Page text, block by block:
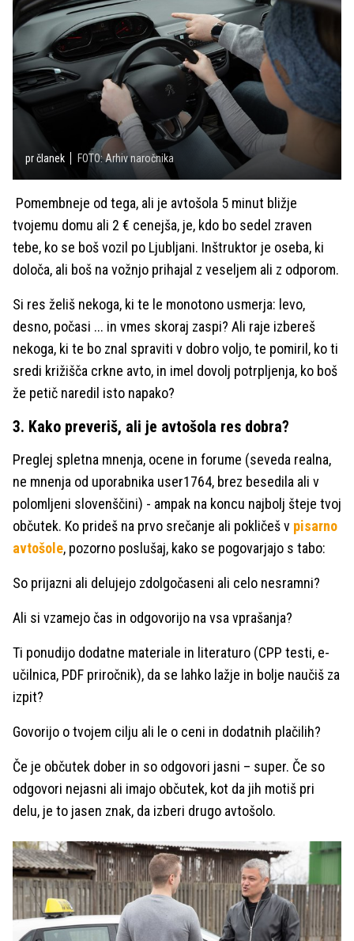
pr članek FOTO: Arhiv naročnika
Pomembneje od tega, ali je avtošola 5 minut bližje
tvojemu domu ali 2 € cenejša, je, kdo bo sedel zraven
tebe, ko se boš vozil po Ljubljani. Inštruktor je oseba, ki
določa, ali boš na vožnjo prihajal z veseljem ali z odporom.
Si res želiš nekoga, ki te le monotono usmerja: levo,
desno, počasi ... in vmes skoraj zaspi? Ali raje izbereš
nekoga, ki te bo znal spraviti v dobro voljo, te pomiril, ko ti
sredi križišča crkne avto, in imel dovolj potrpljenja, ko boš
že petič naredil isto napako?
3. Kako preveriš, ali je avtošola res dobra?
Preglej spletna mnenja, ocene in forume (seveda realna,
ne mnenja od uporabnika user1764, brez besedila ali v
polomljeni slovenščini) - ampak na koncu najbolj šteje tvoj
občutek. Ko prideš na prvo srečanje ali pokličeš v pisarno
avtošole, pozorno poslušaj, kako se pogovarjajo s tabo:
So prijazni ali delujejo zdolgočaseni ali celo nesramni?
Ali si vzamejo čas in odgovorijo na vsa vprašanja?
Ti ponudijo dodatne materiale in literaturo (CPP testi, e-
učilnica, PDF priročnik), da se lahko lažje in bolje naučiš za
izpit?
Govorijo o tvojem cilju ali le o ceni in dodatnih plačilih?
Če je občutek dober in so odgovori jasni – super. Če so
odgovori nejasni ali imajo občutek, kot da jih motiš pri
delu, je to jasen znak, da izberi drugo avtošolo.